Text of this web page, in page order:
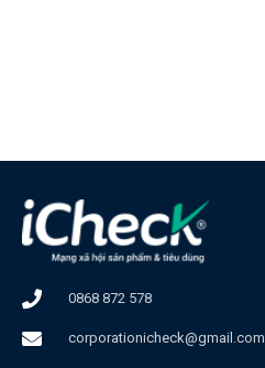
0868 872 578
corporationicheck@gmail.com